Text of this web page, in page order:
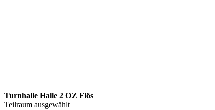
Turnhalle Halle 2 OZ Flös
Teilraum ausgewählt